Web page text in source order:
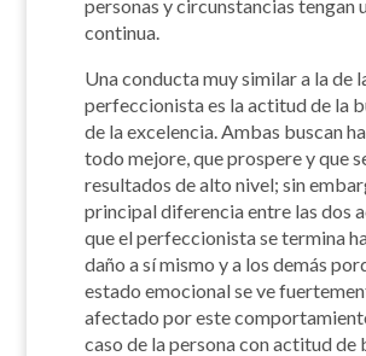
personas y circunstancias tengan
continua.
Una conducta muy similar a la de
perfeccionista es la actitud de la
de la excelencia. Ambas buscan
todo mejore, que prospere y que
resultados de alto nivel; sin
principal diferencia entre las dos
que el perfeccionista se termina
daño a sí mismo y a los demás
estado emocional se ve
afectado por este
caso de la persona con actitud de